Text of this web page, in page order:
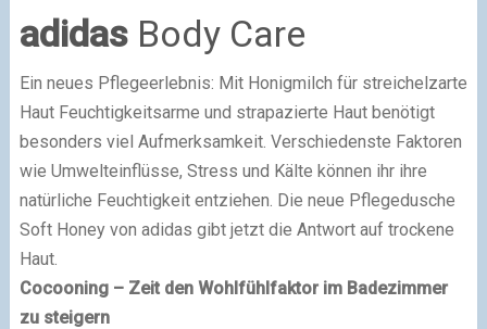
adidasBody Care
Ein neues Pflegeerlebnis: Mit Honigmilch für streichelzarte
Haut Feuchtigkeitsarme und strapazierte Haut benötigt
besonders viel Aufmerksamkeit. Verschiedenste Faktoren
wie Umwelteinflüsse, Stress und Kälte können ihr ihre
natürliche Feuchtigkeit entziehen. Die neue Pflegedusche
Soft Honey von adidas gibt jetzt die Antwort auf trockene
Haut.
Cocooning – Zeit den Wohlfühlfaktor im Badezimmer
zu steigern